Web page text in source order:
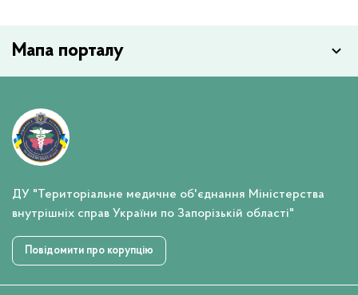
Мапа порталу
ДУ "Територіальне медичне об'єднання Міністерства
внутрішніх справ України по Запорізькій області"
Повідомити про корупцію